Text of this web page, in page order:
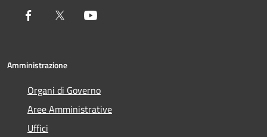
Facebook Twitter
Amministrazione
Organi di Governo
Aree Amministrative
Uffici